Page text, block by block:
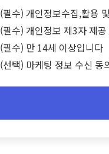
(필수) 개인정보수집,활용
(필수) 개인정보 제3자 제
(필수) 만 14세 이상입니다
(선택) 마케팅 정보 수신 동